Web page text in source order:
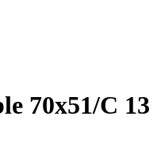
70x51/C 13